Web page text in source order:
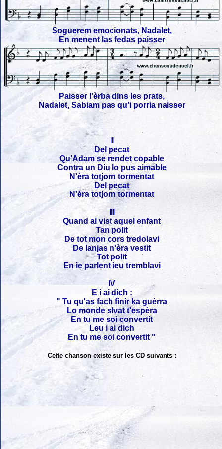
Soguerem emocionats, Nadalet,
En menent las fedas paisser
Paisser l'èrba dins les prats,
Nadalet, Sabiam pas qu'i porria naisser
Del pecat
Qu'Adam se rendet copable
Contra un Diu lo pus aimable
N'èra totjorn tormentat
Del pecat
N'èra totjorn tormentat
Quand ai vist aquel enfant
Tan polit
De tot mon cors tredolavi
De lanjas n'èra vestit
Tot polit
En ie parlent ieu tremblavi
IV
E i ai dich :
" Tu qu'as fach finir ka guèrra
Lo monde slvat t'espèra
En tu me soi convertit
Leu i ai dich
En tu me soi convertit "
Cette chanson existe sur les CD suivants :